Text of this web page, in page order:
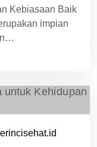
Kebiasaan Baik
impian